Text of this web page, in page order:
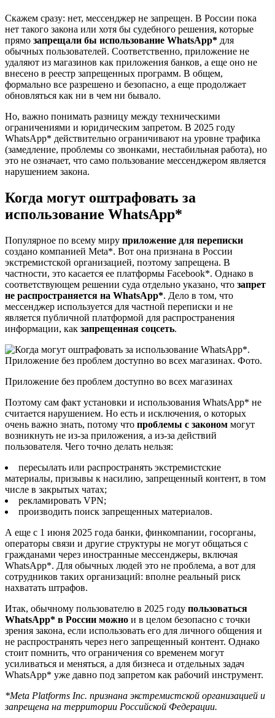
Скажем сразу: нет, мессенджер не запрещен. В России пока
нет такого закона или хотя бы судебного решения, которые
прямо запрещали бы использование WhatsApp* для
обычных пользователей. Соответственно, приложение не
удаляют из магазинов как приложения банков, а еще оно не
внесено в реестр запрещенных программ. В общем,
формально все разрешено и безопасно, а еще продолжает
обновляться как ни в чем ни бывало.
Но, важно понимать разницу между техническими
ограничениями и юридическим запретом. В 2025 году
WhatsApp* действительно ограничивают на уровне трафика
(замедление, проблемы со звонками, нестабильная работа), но
это не означает, что само пользование мессенджером является
нарушением закона.
Когда могут оштрафовать за
использование WhatsApp*
Популярное по всему миру приложение для переписки
создано компанией Meta*. Вот она признана в России
экстремистской организацией, поэтому запрещена. В
частности, это касается ее платформы Facebook*. Однако в
соответствующем решении суда отдельно указано, что запрет
не распространяется на WhatsApp*. Дело в том, что
мессенджер используется для частной переписки и не
является публичной платформой для распространения
информации, как запрещенная соцсеть.
Приложение без проблем доступно во всех магазинах
Поэтому сам факт установки и использования WhatsApp* не
считается нарушением. Но есть и исключения, о которых
очень важно знать, потому что проблемы с законом могут
возникнуть не из-за приложения, а из-за действий
пользователя. Чего точно делать нельзя:
пересылать или распространять экстремистские
материалы, призывы к насилию, запрещенный контент, в том
числе в закрытых чатах;
рекламировать VPN;
производить поиск запрещенных материалов.
А еще с 1 июня 2025 года банки, финкомпании, госорганы,
операторы связи и другие структуры не могут общаться с
гражданами через иностранные мессенджеры, включая
WhatsApp*. Для обычных людей это не проблема, а вот для
сотрудников таких организаций: вполне реальный риск
нахватать штрафов.
Итак, обычному пользователю в 2025 году пользоваться
WhatsApp* в России можно и в целом безопасно с точки
зрения закона, если использовать его для личного общения и
не распространять через него запрещенный контент. Однако
стоит помнить, что ограничения со временем могут
усиливаться и меняться, а для бизнеса и отдельных задач
WhatsApp* уже давно под запретом как рабочий инструмент.
*Meta Platforms Inc. признана экстремистской организацией и
запрещена на территории Российской Федерации.